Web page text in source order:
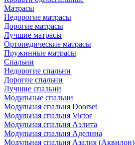
Матрасы
Недорогие матрасы
Дорогие матрасы
Лучшие матрасы
Ортопедические матрасы
Пружинные матрасы
Cпальни
Недорогие спальни
Дорогие спальни
Лучшие спальни
Модульные спальни
Модульная спальня Doorset
Модульная спальня Victor
Модульная спальня Аэлита
Модульная спальня Аделина
Модульная спальня Азалия (Аквилон)